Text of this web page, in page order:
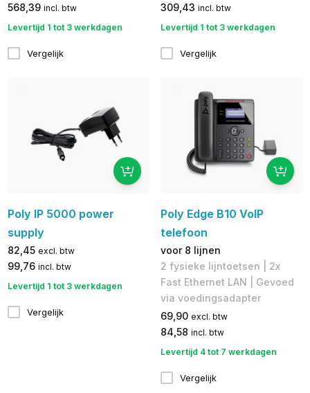
568,39 incl. btw
Levertijd 1 tot 3 werkdagen
Vergelijk
309,43 incl. btw
Levertijd 1 tot 3 werkdagen
Vergelijk
Poly IP 5000 power
supply
82,45 excl. btw
99,76 incl. btw
Levertijd 1 tot 3 werkdagen
Vergelijk
Poly Edge B10 VoIP
telefoon
voor 8 lijnen
2 fysieke lijntoetsen | 2x
Fast Ethernet LAN | Gevoed
via voedingsadapter
69,90 excl. btw
84,58 incl. btw
Levertijd 4 tot 7 werkdagen
Vergelijk